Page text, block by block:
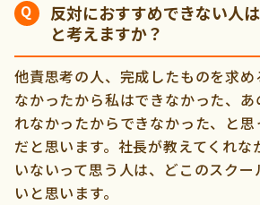
反対におすすめできない人
と考えますか？
他責思考の人、完成したものを求め
なかったから私はできなかった、あ
れなかったからできなかった、と
だと思います。社長が教えてくれな
いないって思う人は、どこのスクー
いと思います。